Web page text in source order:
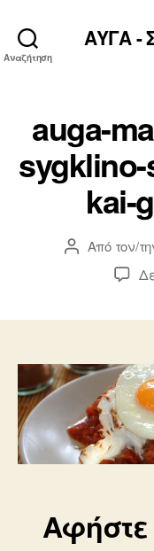
Αναζήτηση
ΑΥΓΑ -
auga-
kai-
Συντάκτης
άρθρου
Από τον/